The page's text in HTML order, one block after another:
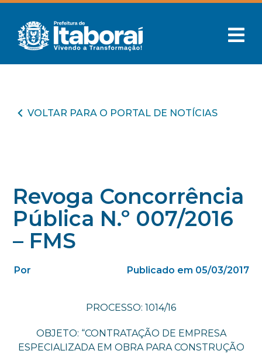
VOLTAR PARA O PORTAL DE NOTÍCIAS
Revoga Concorrência
Pública N.º 007/2016
– FMS
Por Publicado em 05/03/2017
PROCESSO: 1014/16
OBJETO: “CONTRATAÇÃO DE EMPRESA
ESPECIALIZADA EM OBRA PARA CONSTRUÇÃO